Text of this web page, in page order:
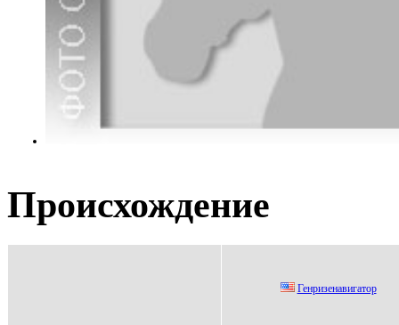
Происхождение
Генpизенавигатop